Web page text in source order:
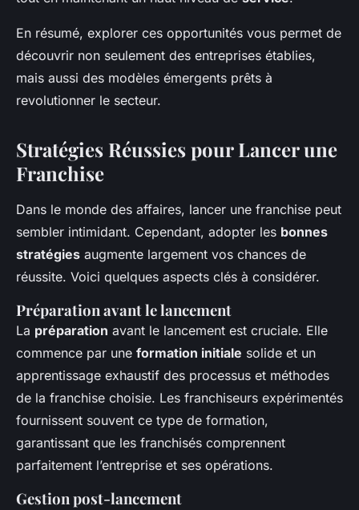
En résumé, explorer ces opportunités vous permet de
découvrir non seulement des entreprises établies,
mais aussi des modèles émergents prêts à
revolutionner le secteur.
Stratégies Réussies pour Lancer une
Franchise
Dans le monde des affaires, lancer une franchise peut
sembler intimidant. Cependant, adopter les bonnes
stratégies augmente largement vos chances de
réussite. Voici quelques aspects clés à considérer.
Préparation avant le lancement
La préparation avant le lancement est cruciale. Elle
commence par une formation initiale solide et un
apprentissage exhaustif des processus et méthodes
de la franchise choisie. Les franchiseurs expérimentés
fournissent souvent ce type de formation,
garantissant que les franchisés comprennent
parfaitement l’entreprise et ses opérations.
Gestion post-lancement